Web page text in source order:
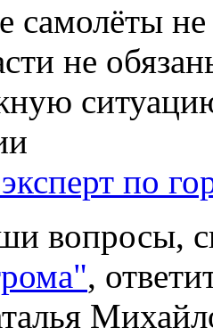
самолёты
не
по
вопросы,
,